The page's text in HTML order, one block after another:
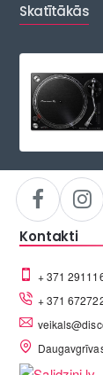
Skatītākās
Kontakti
+ 371
+ 371